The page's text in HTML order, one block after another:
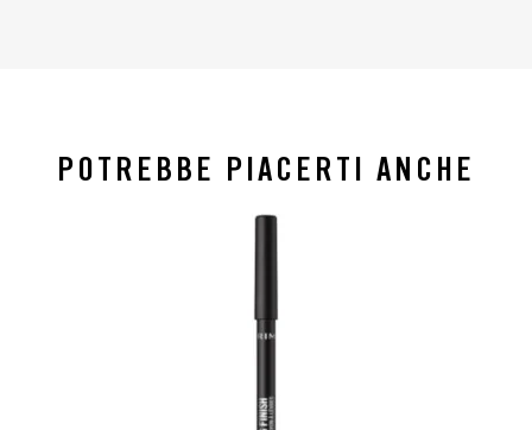
POTREBBE PIACERTI ANCHE